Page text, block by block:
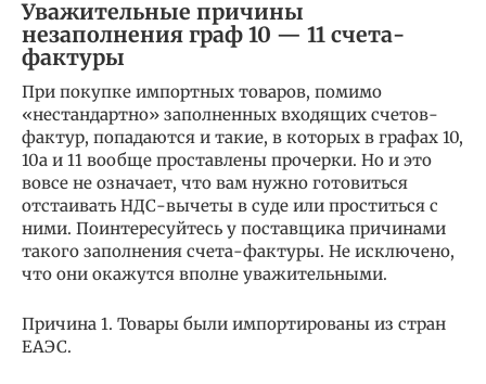
Уважительные причины
незаполнения граф 10 — 11 счета-
фактуры
При покупке импортных товаров, помимо
«нестандартно» заполненных входящих счетов-
фактур, попадаются и такие, в которых в графах 10,
10а и 11 вообще проставлены прочерки. Но и это
вовсе не означает, что вам нужно готовиться
отстаивать НДС-вычеты в суде или проститься с
ними. Поинтересуйтесь у поставщика причинами
такого заполнения счета-фактуры. Не исключено,
что они окажутся вполне уважительными.
Причина 1. Товары были импортированы из стран
ЕАЭС.